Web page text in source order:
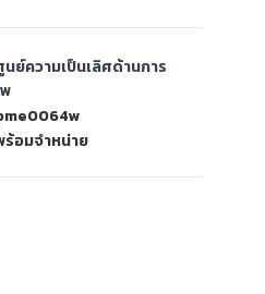
นย์ความเป็นเลิศด้านการ
ร้อมจำหน่าย